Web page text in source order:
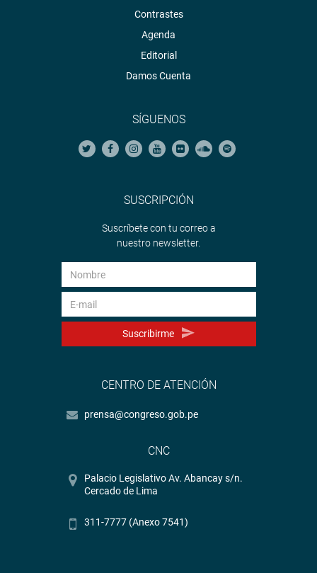
Contrastes
Agenda
Editorial
Damos Cuenta
SÍGUENOS
SUSCRIPCIÓN
Suscríbete con tu correo a
nuestro newsletter.
Suscribirme
CENTRO DE ATENCIÓN
prensa@congreso.gob.pe
CNC
Palacio Legislativo Av. Abancay s/n.
Cercado de Lima
311-7777 (Anexo 7541)